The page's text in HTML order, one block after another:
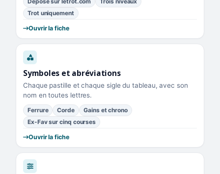
Trot uniquement
Ouvrir la fiche
Symboles et abréviations
Chaque pastille et chaque sigle du tableau, avec son
nom en toutes lettres.
Ferrure Corde
Gains et chrono
Ex-Fav sur cinq courses
Ouvrir la fiche